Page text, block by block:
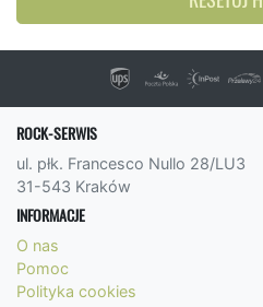
ROCK-SERWIS
ul. płk. Francesco Nullo 28/LU3
31-543 Kraków
INFORMACJE
O nas
Pomoc
Polityka cookies